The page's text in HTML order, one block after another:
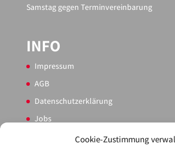
Cookie-Zustimmung
Samstag gegen Terminvereinbarung
INFO
Impressum
AGB
Datenschutzerklärung
Jobs